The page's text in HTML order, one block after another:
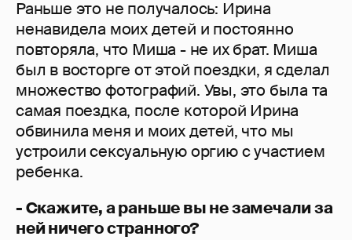
Раньше это не получалось: Ирина
ненавидела моих детей и постоянно
повторяла, что Миша - не их брат. Миша
был в восторге от этой поездки, я сделал
множество фотографий. Увы, это была та
самая поездка, после которой Ирина
обвинила меня и моих детей, что мы
устроили сексуальную оргию с участием
ребенка.
- Скажите, а раньше вы не замечали за
ней ничего странного?